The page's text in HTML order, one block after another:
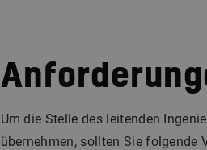
Um die Stelle des leitenden
übernehmen, sollten Sie folgende